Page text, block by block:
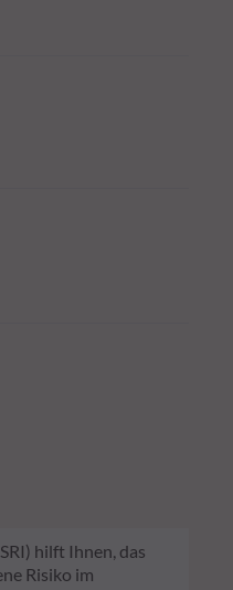
hilft Ihnen, das
Risiko im